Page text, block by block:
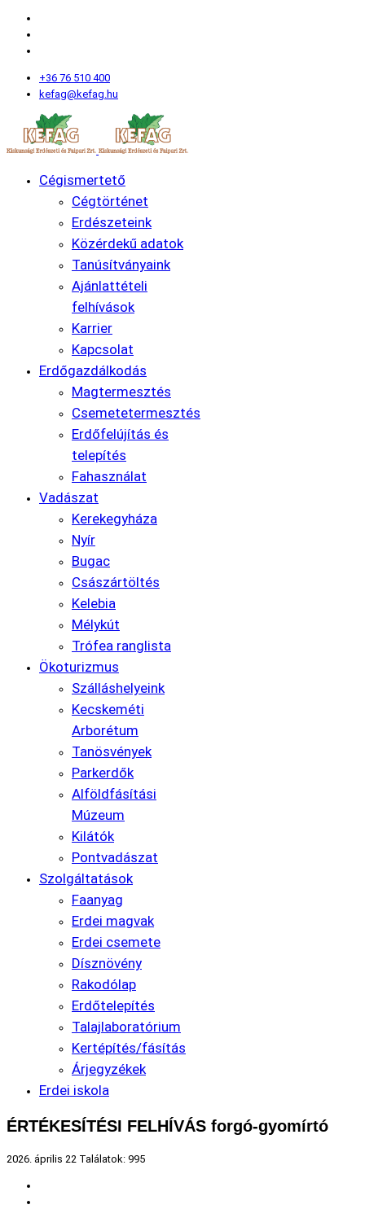
+36 76 510 400
kefag@kefag.hu
Cégismertető
Cégtörténet
Erdészeteink
Közérdekű adatok
Tanúsítványaink
Ajánlattételi
felhívások
Karrier
Kapcsolat
Erdőgazdálkodás
Magtermesztés
Csemetetermesztés
Erdőfelújítás és
telepítés
Fahasználat
Vadászat
Kerekegyháza
Nyír
Bugac
Császártöltés
Kelebia
Mélykút
Trófea ranglista
Ökoturizmus
Szálláshelyeink
Kecskeméti
Arborétum
Tanösvények
Parkerdők
Alföldfásítási
Múzeum
Kilátók
Pontvadászat
Szolgáltatások
Faanyag
Erdei magvak
Erdei csemete
Dísznövény
Rakodólap
Erdőtelepítés
Talajlaboratórium
Kertépítés/fásítás
Árjegyzékek
Erdei iskola
ÉRTÉKESÍTÉSI FELHÍVÁS forgó-gyomírtó
2026. április 22 Találatok: 995